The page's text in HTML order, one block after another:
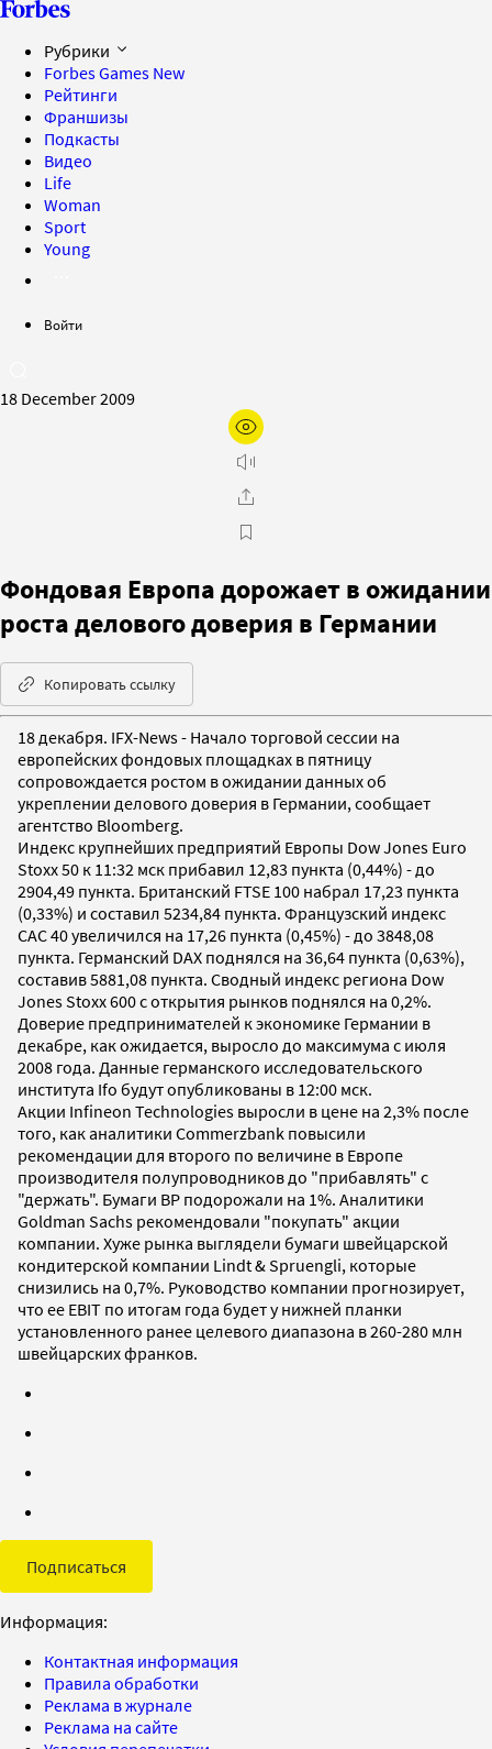
Рубрики
Forbes Games New
Рейтинги
Франшизы
Подкасты
Видео
Life
Woman
Sport
Young
Войти
18 December 2009
Фондовая Европа дорожает в ожидании
роста делового доверия в Германии
Копировать ссылку
18 декабря. IFX-News - Начало торговой сессии на
европейских фондовых площадках в пятницу
сопровождается ростом в ожидании данных об
укреплении делового доверия в Германии, сообщает
агентство Bloomberg.
Индекс крупнейших предприятий Европы Dow Jones Euro
Stoxx 50 к 11:32 мск прибавил 12,83 пункта (0,44%) - до
2904,49 пункта. Британский FTSE 100 набрал 17,23 пункта
(0,33%) и составил 5234,84 пункта. Французский индекс
CAC 40 увеличился на 17,26 пункта (0,45%) - до 3848,08
пункта. Германский DAX поднялся на 36,64 пункта (0,63%),
составив 5881,08 пункта. Сводный индекс региона Dow
Jones Stoxx 600 с открытия рынков поднялся на 0,2%.
Доверие предпринимателей к экономике Германии в
декабре, как ожидается, выросло до максимума с июля
2008 года. Данные германского исследовательского
института Ifo будут опубликованы в 12:00 мск.
Акции Infineon Technologies выросли в цене на 2,3% после
того, как аналитики Commerzbank повысили
рекомендации для второго по величине в Европе
производителя полупроводников до "прибавлять" с
"держать". Бумаги BP подорожали на 1%. Аналитики
Goldman Sachs рекомендовали "покупать" акции
компании. Хуже рынка выглядели бумаги швейцарской
кондитерской компании Lindt & Spruengli, которые
снизились на 0,7%. Руководство компании прогнозирует,
что ее EBIT по итогам года будет у нижней планки
установленного ранее целевого диапазона в 260-280 млн
швейцарских франков.
Подписаться
Информация:
Контактная информация
Правила обработки
Реклама в журнале
Реклама на сайте